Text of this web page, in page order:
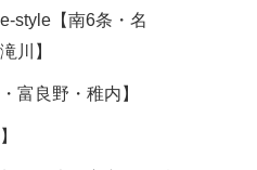
style【南6条・名
川】
富良野・稚内】